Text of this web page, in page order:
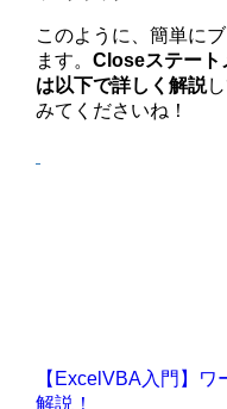
このように、簡単に
ます。Closeステート
は以下で詳しく解説
みてくださいね！
【ExcelVBA入門】
解説！